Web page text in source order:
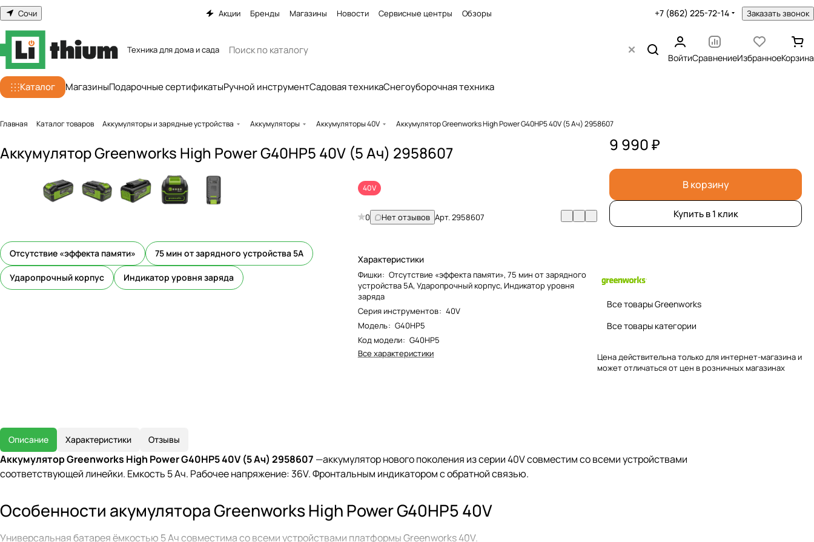
Сочи Акции Бренды Магазины Новости Сервисные центры Обзоры +7 (862) 225-72-14 Заказать звонок
Техника для дома и сада
ВойтиСравнениеИзбранноеКорзина
Каталог МагазиныПодарочные сертификатыРучной инструментСадовая техникаСнегоуборочная техника
Главная Каталог товаров Аккумуляторы и зарядные устройства Аккумуляторы Аккумуляторы 40V Аккумулятор Greenworks High Power G40HP5 40V (5 Ач) 2958607
Аккумулятор Greenworks High Power G40HP5 40V (5 Ач) 2958607
Отсутствие «эффекта памяти» 75 мин от зарядного устройства 5А
Ударопрочный корпус Индикатор уровня заряда
40V
0 Нет отзывов Арт.2958607
Характеристики
Фишки: Отсутствие «эффекта памяти», 75 мин от зарядного
устройства 5А, Ударопрочный корпус, Индикатор уровня
заряда
Серия инструментов: 40V
Модель: G40HP5
Код модели: G40HP5
Все характеристики
9 990 ₽
В корзину
Купить в 1 клик
Все товары Greenworks
Все товары категории
Цена действительна только для интернет-магазина и
может отличаться от цен в розничных магазинах
Описание Характеристики Отзывы
Аккумулятор Greenworks High Power G40HP5 40V (5 Ач) 2958607 —аккумулятор нового поколения из серии 40V совместим со всеми устройствами
соответствующей линейки. Емкость 5 Ач. Рабочее напряжение: 36V. Фронтальным индикатором с обратной связью.
Особенности акумулятора Greenworks High Power G40HP5 40V
Универсальная батарея ёмкостью 5 Ач совместима со всеми устройствами платформы Greenworks 40V.